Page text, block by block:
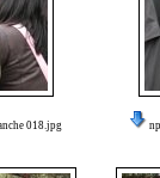
018.jpg